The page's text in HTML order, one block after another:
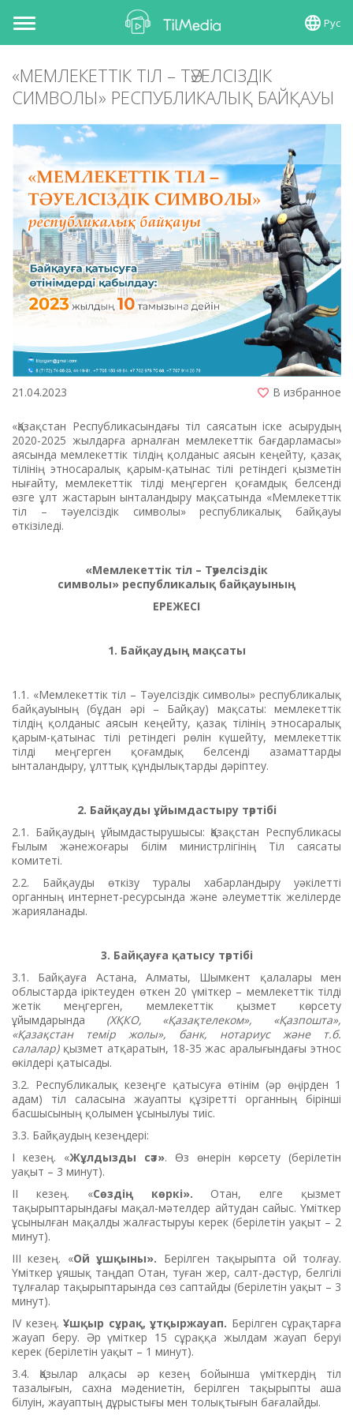
Toggle
navigation
Рус
«МЕМЛЕКЕТТІК ТІЛ – ТӘУЕЛСІЗДІК
СИМВОЛЫ» РЕСПУБЛИКАЛЫҚ БАЙҚАУЫ
21.04.2023 В избранное
«Қазақстан Республикасындағы тіл саясатын іске асырудың
2020-2025 жылдарға арналған мемлекеттік бағдарламасы»
аясында мемлекеттік тілдің қолданыс аясын кеңейту, қазақ
тілінің этносаралық қарым-қатынас тілі ретіндегі қызметін
нығайту, мемлекеттік тілді меңгерген қоғамдық белсенді
өзге ұлт жастарын ынталандыру мақсатында «Мемлекеттік
тіл – тәуелсіздік символы» республикалық байқауы
өткізіледі.
«Мемлекеттік тіл – Тәуелсіздік
символы» республикалық байқауының
ЕРЕЖЕСІ
1. Байқаудың мақсаты
1.1. «Мемлекеттік тіл – Тәуелсіздік символы» республикалық
байқауының (бұдан әрі – Байқау) мақсаты: мемлекеттік
тілдің қолданыс аясын кеңейту, қазақ тілінің этносаралық
қарым-қатынас тілі ретіндегі рөлін күшейту, мемлекеттік
тілді меңгерген қоғамдық белсенді азаматтарды
ынталандыру, ұлттық құндылықтарды дәріптеу.
2. Байқауды ұйымдастыру тәртібі
2.1. Байқаудың ұйымдастырушысы: Қазақстан Республикасы
Ғылым жәнежоғары білім министрлігінің Тіл саясаты
комитеті.
2.2. Байқауды өткізу туралы хабарландыру уәкілетті
органның интернет-ресурсында және әлеуметтік желілерде
жарияланады.
3. Байқауға қатысу тәртібі
3.1. Байқауға Астана, Алматы, Шымкент қалалары мен
облыстарда іріктеуден өткен 20 үміткер – мемлекеттік тілді
жетік меңгерген, мемлекеттік қызмет көрсету
ұйымдарында (ХҚКО, «Қазақтелеком», «Қазпошта»,
«Қазақстан темір жолы», банк, нотариус және т.б.
салалар)қызмет атқаратын, 18-35 жас аралығындағы этнос
өкілдері қатысады.
3.2. Республикалық кезеңге қатысуға өтінім (әр өңірден 1
адам) тіл саласына жауапты құзіретті органның бірінші
басшысының қолымен ұсынылуы тиіс.
3.3. Байқаудың кезеңдері:
І кезең. «Жұлдызды сәт». Өз өнерін көрсету (берілетін
уақыт – 3 минут).
ІІ кезең. «Сөздің көркі». Отан, елге қызмет
тақырыптарындағы мақал-мәтелдер айтудан сайыс. Үміткер
ұсынылған мақалды жалғастыруы керек (берілетін уақыт – 2
минут).
ІІІ кезең. «Ой ұшқыны». Берілген тақырыпта ой толғау.
Үміткер ұяшық таңдап Отан, туған жер, салт-дәстүр, белгілі
тұлғалар тақырыптарында сөз саптайды (берілетін уақыт – 3
минут).
IV кезең. Ұшқыр сұрақ, ұтқыржауап. Берілген сұрақтарға
жауап беру. Әр үміткер 15 сұраққа жылдам жауап беруі
керек (берілетін уақыт – 1 минут).
3.4. Қазылар алқасы әр кезең бойынша үміткердің тіл
тазалығын, сахна мәдениетін, берілген тақырыпты аша
білуін, жауаптың дұрыстығы мен толықтығын бағалайды.